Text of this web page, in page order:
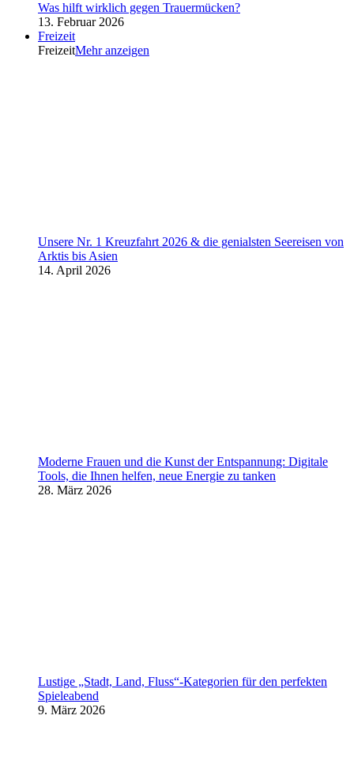
Was hilft wirklich gegen Trauermücken?
13. Februar 2026
Freizeit
FreizeitMehr anzeigen
Unsere Nr. 1 Kreuzfahrt 2026 & die genialsten Seereisen von
Arktis bis Asien
14. April 2026
Moderne Frauen und die Kunst der Entspannung: Digitale
Tools, die Ihnen helfen, neue Energie zu tanken
28. März 2026
Lustige „Stadt, Land, Fluss“-Kategorien für den perfekten
Spieleabend
9. März 2026